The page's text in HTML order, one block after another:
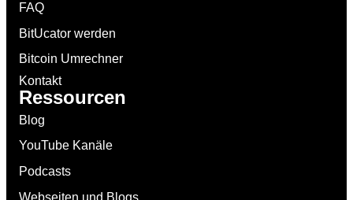
FAQ
BitUcator werden
Bitcoin Umrechner
Kontakt
Ressourcen
Blog
YouTube Kanäle
Podcasts
Webseiten und Blogs